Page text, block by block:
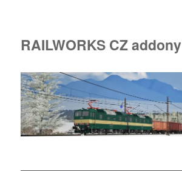
RAILWORKS CZ addony